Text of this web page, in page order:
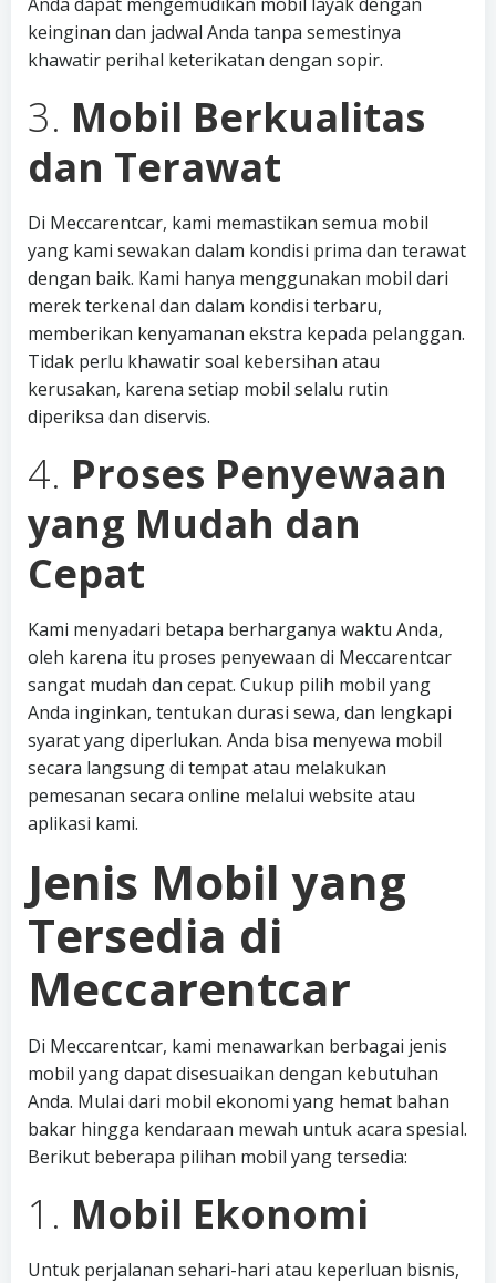
keinginan dan jadwal Anda tanpa semestinya
khawatir perihal keterikatan dengan sopir.
3. Mobil Berkualitas
dan Terawat
Di Meccarentcar, kami memastikan semua mobil
yang kami sewakan dalam kondisi prima dan terawat
dengan baik. Kami hanya menggunakan mobil dari
merek terkenal dan dalam kondisi terbaru,
memberikan kenyamanan ekstra kepada pelanggan.
Tidak perlu khawatir soal kebersihan atau
kerusakan, karena setiap mobil selalu rutin
diperiksa dan diservis.
4. Proses Penyewaan
yang Mudah dan
Cepat
Kami menyadari betapa berharganya waktu Anda,
oleh karena itu proses penyewaan di Meccarentcar
sangat mudah dan cepat. Cukup pilih mobil yang
Anda inginkan, tentukan durasi sewa, dan lengkapi
syarat yang diperlukan. Anda bisa menyewa mobil
secara langsung di tempat atau melakukan
pemesanan secara online melalui website atau
aplikasi kami.
Jenis Mobil yang
Tersedia di
Meccarentcar
Di Meccarentcar, kami menawarkan berbagai jenis
mobil yang dapat disesuaikan dengan kebutuhan
Anda. Mulai dari mobil ekonomi yang hemat bahan
bakar hingga kendaraan mewah untuk acara spesial.
Berikut beberapa pilihan mobil yang tersedia:
1. Mobil Ekonomi
Untuk perjalanan sehari-hari atau keperluan bisnis,